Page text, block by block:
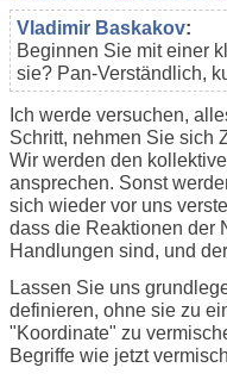
Vladimir Baskakov:
Beginnen Sie mit einer
sie? Pan-Verständlich,
Ich werde versuchen,
Schritt, nehmen Sie sich
Wir werden den
ansprechen. Sonst
sich wieder vor uns
dass die Reaktionen der
Handlungen sind, und
Lassen Sie uns
definieren, ohne sie zu
"Koordinate" zu
Begriffe wie jetzt